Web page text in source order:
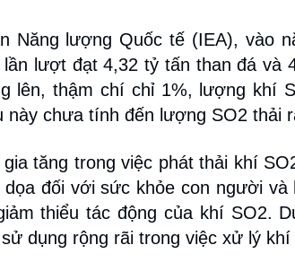
Năng lượng Quốc tế (IEA), vào
lượt đạt 4,32 tỷ tấn than đá và
lên, thậm chí chỉ 1%, lượng khí
này chưa tính đến lượng SO2 thải
tăng trong việc phát thải khí
đối với sức khỏe con người
thiểu tác động của khí SO2.
dụng rộng rãi trong việc xử lý khí